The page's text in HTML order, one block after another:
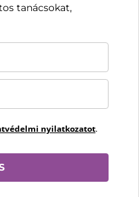
tanácsokat,
nyilatkozatot.